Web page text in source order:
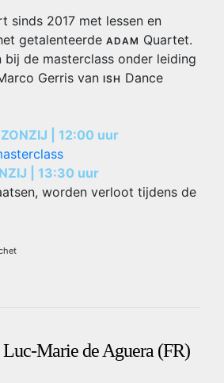
sinds 2017 met lessen en
getalenteerde ADAM Quartet.
bij de masterclass onder leiding
Gerris van ISH Dance
| 12:00 uur
| 13:30 uur
worden verloot tijdens de
Luc-Marie de Aguera (FR)